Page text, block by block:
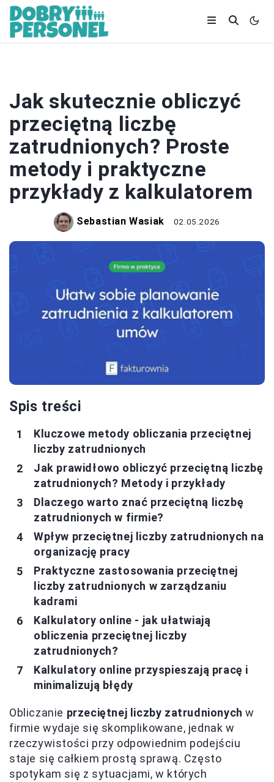
Jak skutecznie obliczyć
przeciętną liczbę
zatrudnionych? Proste
metody i praktyczne
przykłady z kalkulatorem
Sebastian Wasiak 02.05.2026
Spis treści
Kluczowe metody obliczania przeciętnej
liczby zatrudnionych
Jak prawidłowo obliczyć przeciętną liczbę
zatrudnionych? Metody i przykłady
Dlaczego warto znać przeciętną liczbę
zatrudnionych w firmie?
Wpływ przeciętnej liczby zatrudnionych na
organizację pracy
Praktyczne zastosowania przeciętnej
liczby zatrudnionych w zarządzaniu
kadrami
Kalkulatory online - jak ułatwiają
obliczenia przeciętnej liczby
zatrudnionych?
Kalkulatory online przyspieszają pracę i
minimalizują błędy
Obliczanie przeciętnej liczby zatrudnionych w
firmie wydaje się skomplikowane, jednak w
rzeczywistości przy odpowiednim podejściu
staje się całkiem prostą sprawą. Często
spotykam się z sytuacjami, w których